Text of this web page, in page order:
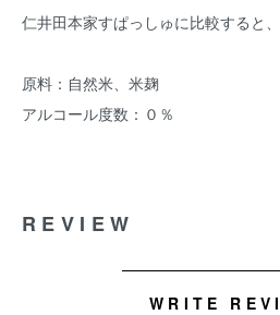
仁井田本家すぱっしゅに比較すると
原料：自然米、米麹
アルコール度数：０％
REVIEW
WRITE